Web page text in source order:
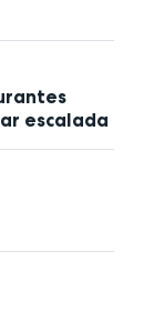
escalada